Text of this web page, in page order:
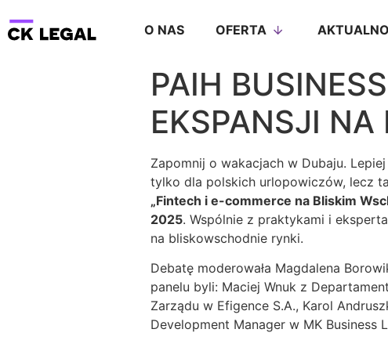
O NAS OFERTA
PAIH
EKSPANSJI NA
Zapomnij o wakacjach w Dubaju.
tylko dla polskich urlopowiczów, lecz
„Fintech i e-commerce na Bliskim
2025. Wspólnie z praktykami i
na bliskowschodnie rynki.
Debatę moderowała Magdalena
panelu byli: Maciej Wnuk z
Zarządu w Efigence S.A., Karol
Development Manager w MK Business